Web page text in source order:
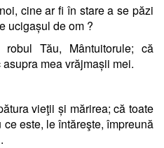
cine ar fi în stare a se păzi
ucigașul de om ?
Tău, Mântuitorule; că
mea vrăjmașii mei.
vieţii și mărirea; că toate
este, le întăreşte, împreună